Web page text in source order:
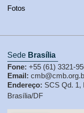
Fotos
Sede Brasília
Fone: +55 (61) 3321-
Email:
Endereço: SCS Qd. 1,
Brasília/DF